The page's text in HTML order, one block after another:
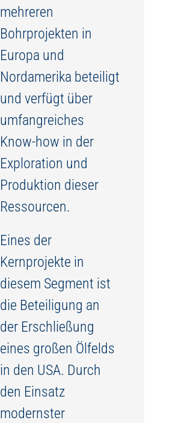
mehreren
Bohrprojekten in
Europa und
Nordamerika beteiligt
und verfügt über
umfangreiches
Know-how in der
Exploration und
Produktion dieser
Ressourcen.
Eines der
Kernprojekte in
diesem Segment ist
die Beteiligung an
der Erschließung
eines großen Ölfelds
in den USA. Durch
den Einsatz
modernster